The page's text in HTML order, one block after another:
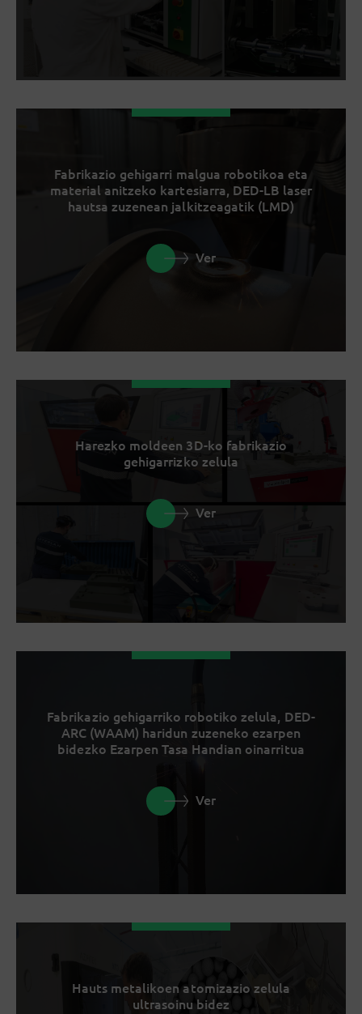
Fabrikazio gehigarri malgua robotikoa eta
material anitzeko kartesiarra, DED-LB laser
hautsa zuzenean jalkitzeagatik (LMD)
Ver
Harezko moldeen 3D-ko fabrikazio
gehigarrizko zelula
Ver
Fabrikazio gehigarriko robotiko zelula, DED-
ARC (WAAM) haridun zuzeneko ezarpen
bidezko Ezarpen Tasa Handian oinarritua
Ver
Hauts metalikoen atomizazio zelula
ultrasoinu bidez